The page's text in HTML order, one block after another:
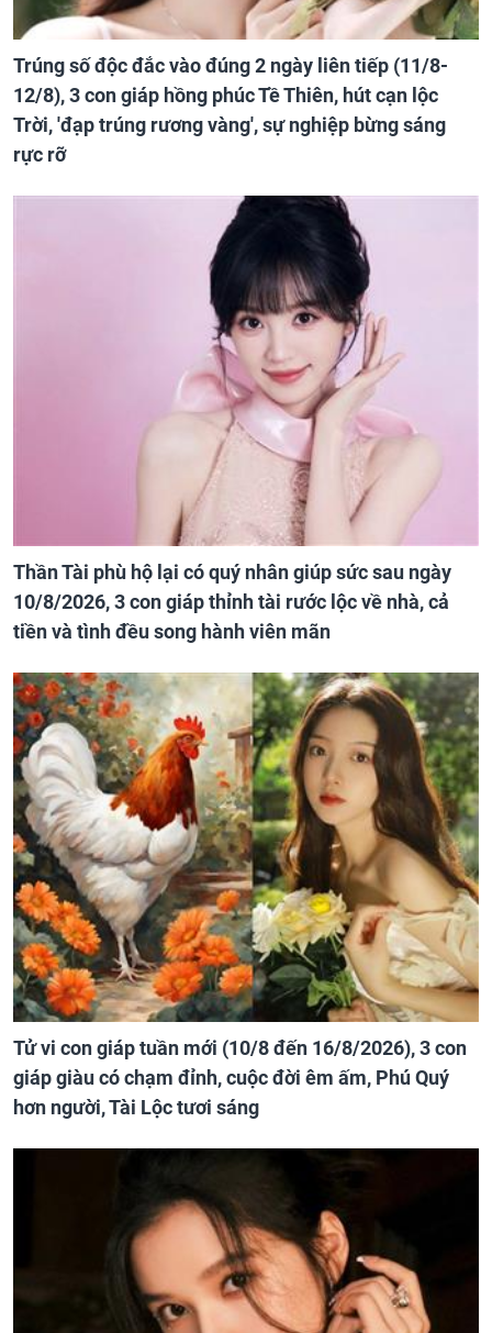
Trúng số độc đắc vào đúng 2 ngày liên tiếp (11/8-
12/8), 3 con giáp hồng phúc Tề Thiên, hút cạn lộc
Trời, 'đạp trúng rương vàng', sự nghiệp bừng sáng
rực rỡ
Thần Tài phù hộ lại có quý nhân giúp sức sau ngày
10/8/2026, 3 con giáp thỉnh tài rước lộc về nhà, cả
tiền và tình đều song hành viên mãn
Tử vi con giáp tuần mới (10/8 đến 16/8/2026), 3 con
giáp giàu có chạm đỉnh, cuộc đời êm ấm, Phú Quý
hơn người, Tài Lộc tươi sáng